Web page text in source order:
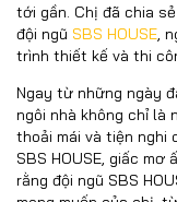
tới gần. Chị đã chia
đội ngũ SBS HOUSE,
trình thiết kế và thi
Ngay từ những ngày
ngôi nhà không chỉ là
thoải mái và tiện nghi
SBS HOUSE, giấc
rằng đội ngũ SBS